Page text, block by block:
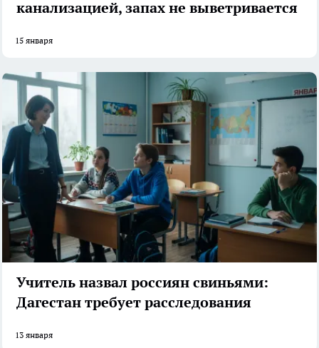
канализацией, запах не выветривается
15 января
Учитель назвал россиян свиньями:
Дагестан требует расследования
13 января